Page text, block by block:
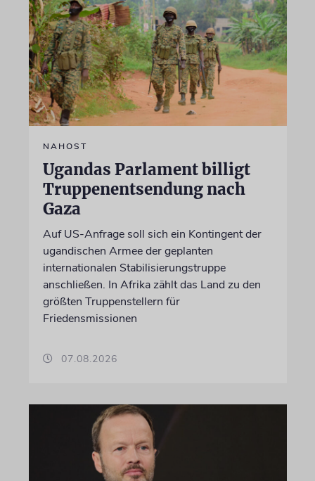
NAHOST
Ugandas Parlament billigt
Truppenentsendung nach
Gaza
Auf US-Anfrage soll sich ein Kontingent der
ugandischen Armee der geplanten
internationalen Stabilisierungstruppe
anschließen. In Afrika zählt das Land zu den
größten Truppenstellern für
Friedensmissionen
07.08.2026